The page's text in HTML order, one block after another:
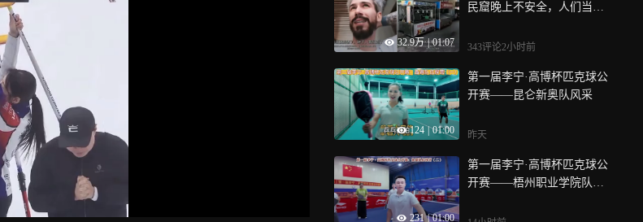
32.9万 | 01:07
民窟晚上不安全，人们当街
343评论2小时前
124 | 01:00
第一届李宁·高博杯匹克球公
开赛——昆仑新奥队风采
昨天
231 | 01:00
第一届李宁·高博杯匹克球公
开赛——梧州职业学院队风